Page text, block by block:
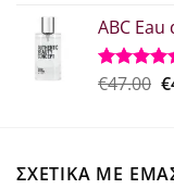
από 5
ABC
€47.00 €
ΣΧΕΤΙΚΑ ΜΕ